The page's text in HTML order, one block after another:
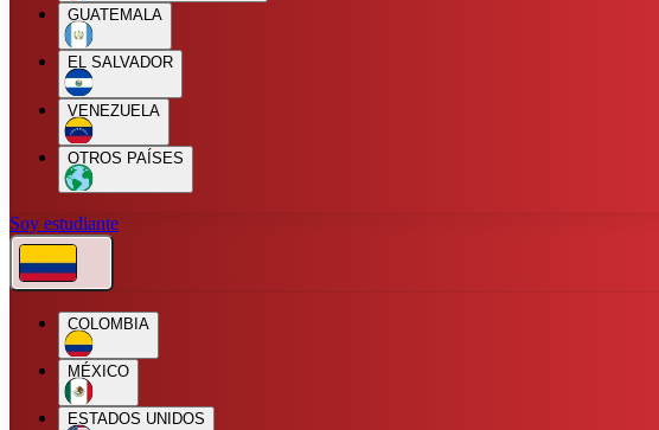
GUATEMALA
EL SALVADOR
VENEZUELA
OTROS PAÍSES
Soy estudiante
COLOMBIA
MÉXICO
ESTADOS UNIDOS